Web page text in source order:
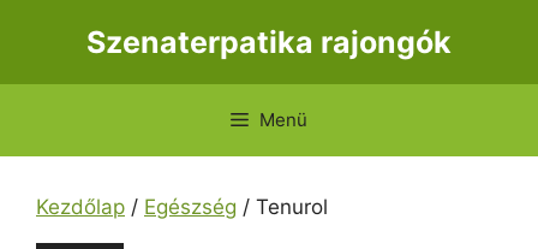
Szenaterpatika rajongók
Menü
Kezdőlap / Egészség / Tenurol